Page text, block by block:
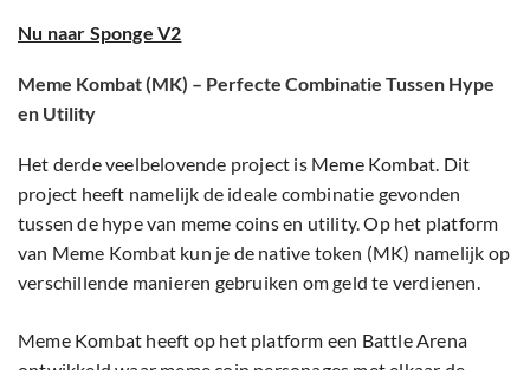
Nu naar Sponge V2
Meme Kombat (MK) – Perfecte Combinatie Tussen Hype
en Utility
Het derde veelbelovende project is Meme Kombat. Dit
project heeft namelijk de ideale combinatie gevonden
tussen de hype van meme coins en utility. Op het platform
van Meme Kombat kun je de native token (MK) namelijk op
verschillende manieren gebruiken om geld te verdienen.
Meme Kombat heeft op het platform een Battle Arena